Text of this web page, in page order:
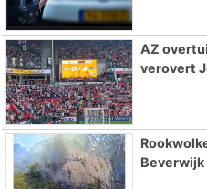
AZ
verovert
Beverwijk